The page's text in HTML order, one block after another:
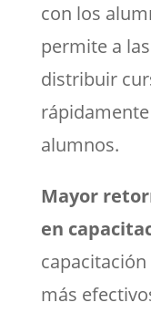
con los
permite a
distribuir
alumnos.
Mayor
en
más